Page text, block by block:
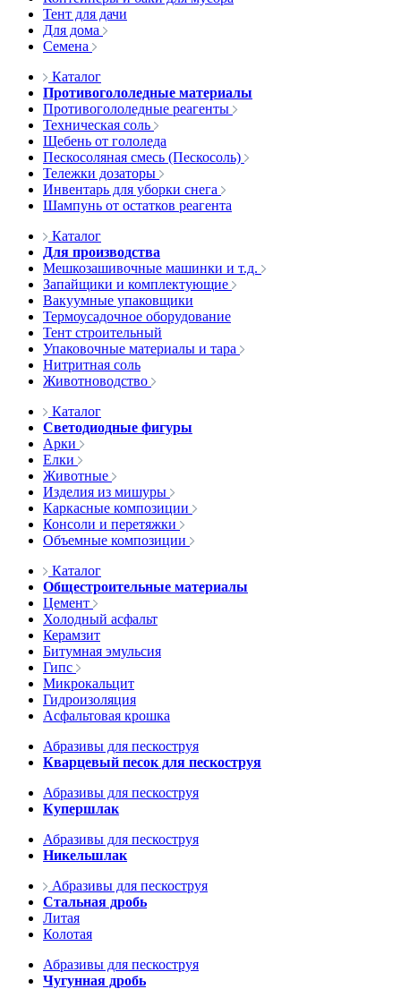
Тент для дачи
Для дома
Семена
Каталог
Противогололедные материалы
Противогололедные реагенты
Техническая соль
Щебень от гололеда
Пескосоляная смесь (Пескосоль)
Тележки дозаторы
Инвентарь для уборки снега
Шампунь от остатков реагента
Каталог
Для производства
Мешкозашивочные машинки и т.д.
Запайщики и комплектующие
Вакуумные упаковщики
Термоусадочное оборудование
Тент строительный
Упаковочные материалы и тара
Нитритная соль
Животноводство
Каталог
Светодиодные фигуры
Арки
Елки
Животные
Изделия из мишуры
Каркасные композиции
Консоли и перетяжки
Объемные композиции
Каталог
Общестроительные материалы
Цемент
Холодный асфальт
Керамзит
Битумная эмульсия
Гипс
Микрокальцит
Гидроизоляция
Асфальтовая крошка
Абразивы для пескоструя
Кварцевый песок для пескоструя
Абразивы для пескоструя
Купершлак
Абразивы для пескоструя
Никельшлак
Абразивы для пескоструя
Стальная дробь
Литая
Колотая
Абразивы для пескоструя
Чугунная дробь